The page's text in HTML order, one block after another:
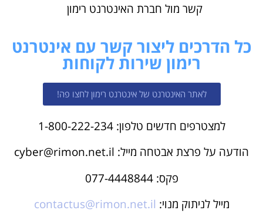
קשר מול חברת האינטרנט רימון
כל הדרכים ליצור קשר עם אינטרנט
רימון שירות לקוחות
לאתר האינטרנט של אינטרנט רימון לחצו פה!
למצטרפים חדשים טלפון: 1-800-222-234
הודעה על פרצת אבטחה מייל: cyber@rimon.net.il
פקס: 077-4448844
מייל לניתוק מנוי: contactus@rimon.net.il